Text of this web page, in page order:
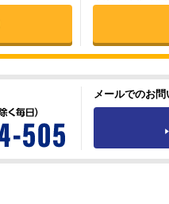
メールでのお